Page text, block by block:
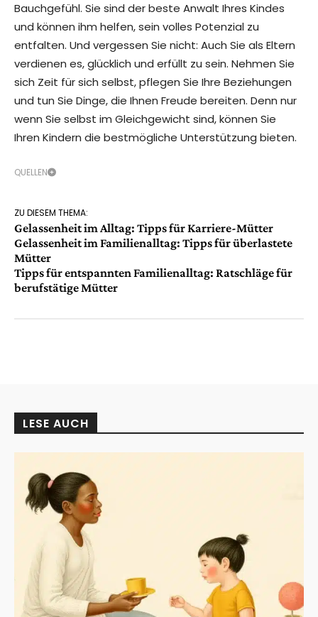
Bauchgefühl. Sie sind der beste Anwalt Ihres Kindes
und können ihm helfen, sein volles Potenzial zu
entfalten. Und vergessen Sie nicht: Auch Sie als Eltern
verdienen es, glücklich und erfüllt zu sein. Nehmen Sie
sich Zeit für sich selbst, pflegen Sie Ihre Beziehungen
und tun Sie Dinge, die Ihnen Freude bereiten. Denn nur
wenn Sie selbst im Gleichgewicht sind, können Sie
Ihren Kindern die bestmögliche Unterstützung bieten.
QUELLEN
ZU DIESEM THEMA:
Gelassenheit im Alltag: Tipps für Karriere-Mütter
Gelassenheit im Familienalltag: Tipps für überlastete
Mütter
Tipps für entspannten Familienalltag: Ratschläge für
berufstätige Mütter
LESE AUCH